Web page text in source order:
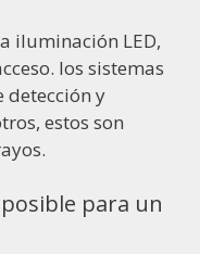
iluminación LED,
los sistemas
detección y
estos son
posible para un